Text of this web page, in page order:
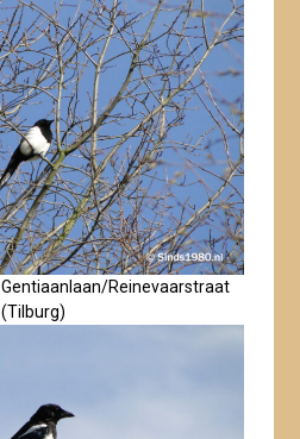
Gentiaanlaan/Reinevaarstraat
(Tilburg)